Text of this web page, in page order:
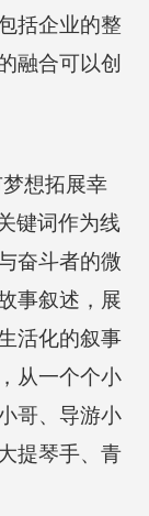
括企业的整
融合可以创
想拓展幸
键词作为线
奋斗者的微
事叙述，展
活化的叙事
从一个个小
哥、导游小
提琴手、青